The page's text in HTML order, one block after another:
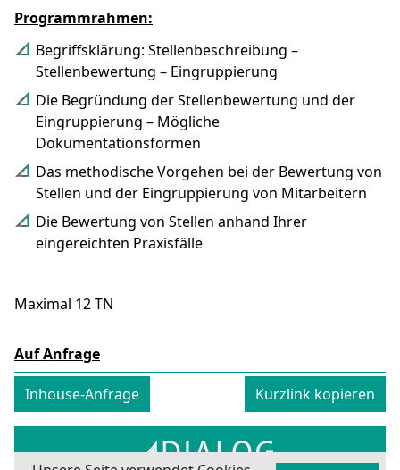
Programmrahmen:
Begriffsklärung: Stellenbeschreibung –
Stellenbewertung – Eingruppierung
Die Begründung der Stellenbewertung und der
Eingruppierung – Mögliche
Dokumentationsformen
Das methodische Vorgehen bei der Bewertung von
Stellen und der Eingruppierung von Mitarbeitern
Die Bewertung von Stellen anhand Ihrer
eingereichten Praxisfälle
Maximal 12 TN
Auf Anfrage
Inhouse-Anfrage Kurzlink kopieren